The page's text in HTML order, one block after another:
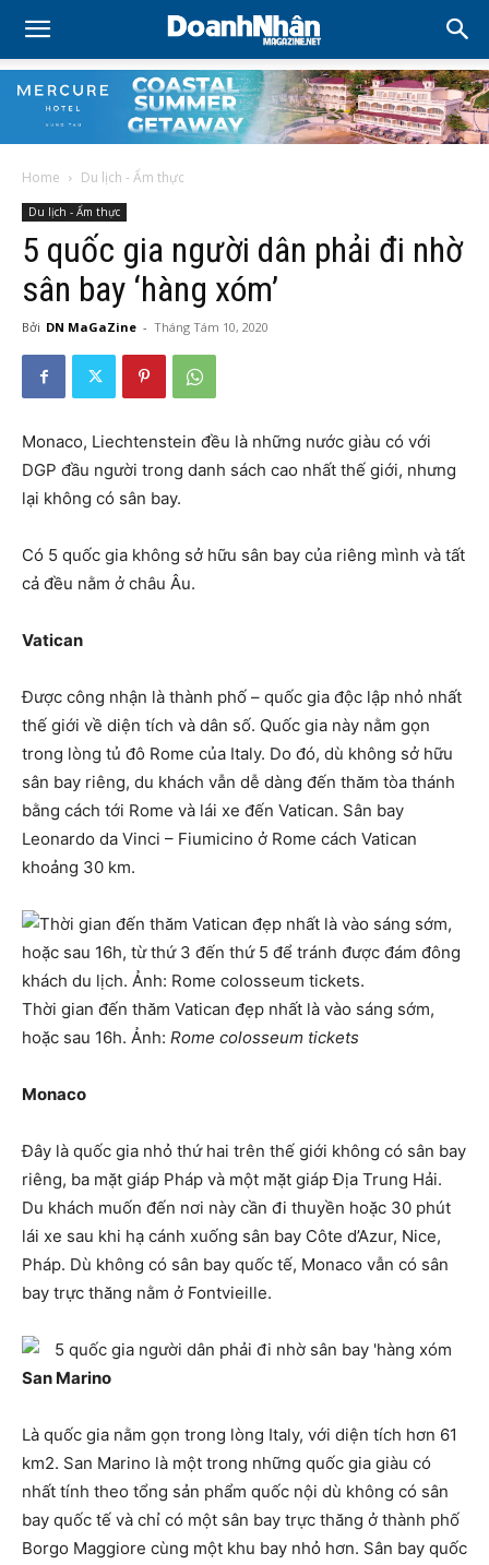
Home Du lịch - Ẩm thực
Du lịch - Ẩm thực
5 quốc gia người dân phải đi nhờ
sân bay ‘hàng xóm’
Bởi DN MaGaZine - Tháng Tám 10, 2020
Monaco, Liechtenstein đều là những nước giàu có với
DGP đầu người trong danh sách cao nhất thế giới, nhưng
lại không có sân bay.
Có 5 quốc gia không sở hữu sân bay của riêng mình và tất
cả đều nằm ở châu Âu.
Vatican
Được công nhận là thành phố – quốc gia độc lập nhỏ nhất
thế giới về diện tích và dân số. Quốc gia này nằm gọn
trong lòng tủ đô Rome của Italy. Do đó, dù không sở hữu
sân bay riêng, du khách vẫn dễ dàng đến thăm tòa thánh
bằng cách tới Rome và lái xe đến Vatican. Sân bay
Leonardo da Vinci – Fiumicino ở Rome cách Vatican
khoảng 30 km.
Thời gian đến thăm Vatican đẹp nhất là vào sáng sớm,
hoặc sau 16h. Ảnh: Rome colosseum tickets
Monaco
Đây là quốc gia nhỏ thứ hai trên thế giới không có sân bay
riêng, ba mặt giáp Pháp và một mặt giáp Địa Trung Hải.
Du khách muốn đến nơi này cần đi thuyền hoặc 30 phút
lái xe sau khi hạ cánh xuống sân bay Côte d’Azur, Nice,
Pháp. Dù không có sân bay quốc tế, Monaco vẫn có sân
bay trực thăng nằm ở Fontvieille.
San Marino
Là quốc gia nằm gọn trong lòng Italy, với diện tích hơn 61
km2. San Marino là một trong những quốc gia giàu có
nhất tính theo tổng sản phẩm quốc nội dù không có sân
bay quốc tế và chỉ có một sân bay trực thăng ở thành phố
Borgo Maggiore cùng một khu bay nhỏ hơn. Sân bay quốc